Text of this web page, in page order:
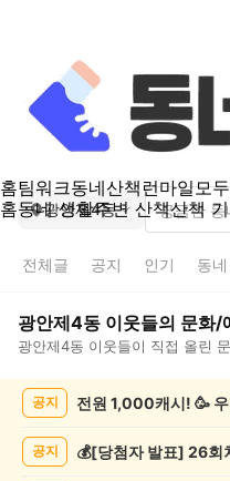
홈팀워크동네산책 런마일모
홈동네 생활주변 산책산책
광안제4동
전체글 공지 인기 동
광안제4동 이웃들의 문화/
광안제4동 이웃들이 직접 올린
공지 전원 1,000캐시! 🥳
공지